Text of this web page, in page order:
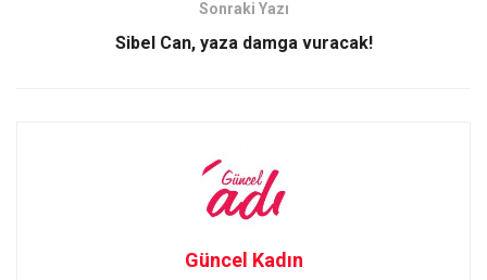
Sonraki Yazı
Sibel Can, yaza damga vuracak!
Güncel Kadın